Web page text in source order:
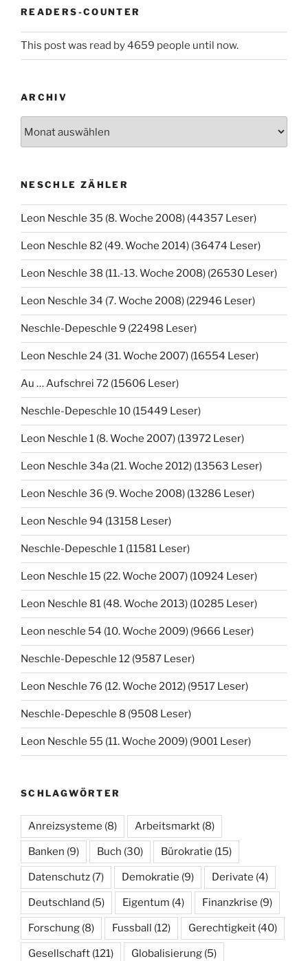
READERS-COUNTER
This post was read by 4659 people until now.
ARCHIV
NESCHLE ZÄHLER
Leon Neschle 35 (8. Woche 2008) (44357 Leser)
Leon Neschle 82 (49. Woche 2014) (36474 Leser)
Leon Neschle 38 (11.-13. Woche 2008) (26530 Leser)
Leon Neschle 34 (7. Woche 2008) (22946 Leser)
Neschle-Depeschle 9 (22498 Leser)
Leon Neschle 24 (31. Woche 2007) (16554 Leser)
Au … Aufschrei 72 (15606 Leser)
Neschle-Depeschle 10 (15449 Leser)
Leon Neschle 1 (8. Woche 2007) (13972 Leser)
Leon Neschle 34a (21. Woche 2012) (13563 Leser)
Leon Neschle 36 (9. Woche 2008) (13286 Leser)
Leon Neschle 94 (13158 Leser)
Neschle-Depeschle 1 (11581 Leser)
Leon Neschle 15 (22. Woche 2007) (10924 Leser)
Leon Neschle 81 (48. Woche 2013) (10285 Leser)
Leon neschle 54 (10. Woche 2009) (9666 Leser)
Neschle-Depeschle 12 (9587 Leser)
Leon Neschle 76 (12. Woche 2012) (9517 Leser)
Neschle-Depeschle 8 (9508 Leser)
Leon Neschle 55 (11. Woche 2009) (9001 Leser)
SCHLAGWÖRTER
Anreizsysteme (8) Arbeitsmarkt (8)
Banken (9) Buch (30) Bürokratie (15)
Datenschutz (7) Demokratie (9) Derivate (4)
Deutschland (5) Eigentum (4) Finanzkrise (9)
Forschung (8) Fussball (12) Gerechtigkeit (40)
Gesellschaft (121) Globalisierung (5)